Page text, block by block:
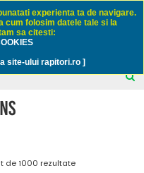
sportiv
C
de 1000 rezultate
experienta ta de navigare.
cum folosim datele tale si la
sa citesti:
site-ului rapitori.ro ]